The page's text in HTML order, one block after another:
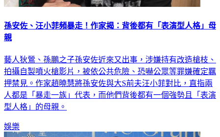
孫安佐、汪小菲頻暴走！作家揭：背後都有「表演型人格」母
親
藝人狄鶯、孫鵬之子孫安佐近來又出事，涉嫌持有改造槍枝、
拍攝自製噴火槍影片，被依公共危險、恐嚇公眾等罪嫌確定羈
押禁見。作家趙曉慧將孫安佐與大S前夫汪小菲對比，直指兩
人都是「暴走一族」代表，而他們背後都有一個強勢且「表演
型人格」的母親。
娛樂